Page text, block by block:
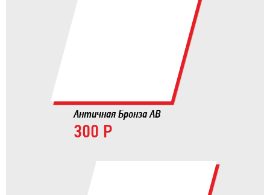
Античная Бронза AB
300 Р